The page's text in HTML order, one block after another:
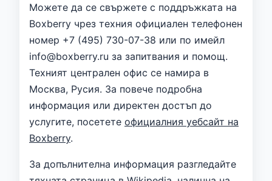
Можете да се свържете с поддръжката на
Boxberry чрез техния официален телефонен
номер +7 (495) 730-07-38 или по имейл
info@boxberry.ru за запитвания и помощ.
Техният централен офис се намира в
Москва, Русия. За повече подробна
информация или директен достъп до
услугите, посетете официалния уебсайт на
Boxberry.
За допълнителна информация разгледайте